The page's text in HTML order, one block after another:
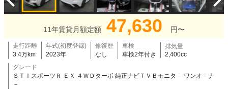
11年賃貸月額定額 47,630 円〜
走行距離
3.4万km
年式(初度登録)
2023年
修復歴
なし
車検
車検2年付き
排気量
2,400cc
グレード
ＳＴＩスポーツＲ ＥＸ ４ＷＤターボ 純正ナビＴＶＢモニタ－ ワンオ－ナ
－